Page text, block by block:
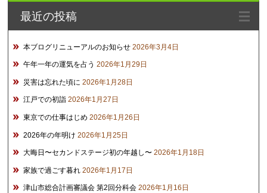
ブ
最近の投稿
本ブログリニューアルのお知らせ 2026年3月4日
午年一年の運気を占う 2026年1月29日
災害は忘れた頃に 2026年1月28日
江戸での初詣 2026年1月27日
東京での仕事はじめ 2026年1月26日
2026年の年明け 2026年1月25日
大晦日〜セカンドステージ初の年越し〜 2026年1月18日
家族で過ごす暮れ 2026年1月17日
津山市総合計画審議会 第2回分科会 2026年1月16日